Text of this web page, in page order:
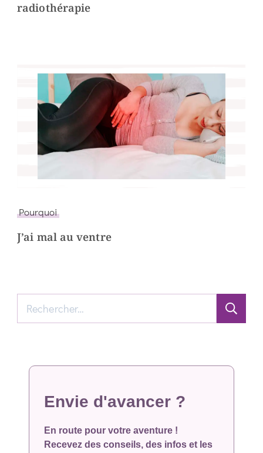
radiothérapie
Pourquoi
J’ai mal au ventre
Rechercher :
Envie d'avancer ?
En route pour votre aventure !
Recevez des conseils, des infos et les